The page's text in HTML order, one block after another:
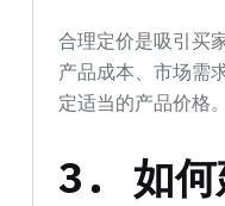
合理定价是吸引买
产品成本、市场需
定适当的产品价格。
3. 如何